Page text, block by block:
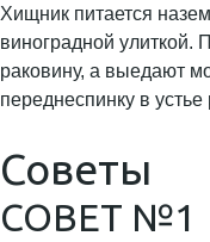
Хищник питается
виноградной улиткой.
раковину, а выедают
переднеспинку в
Советы
СОВЕТ №1